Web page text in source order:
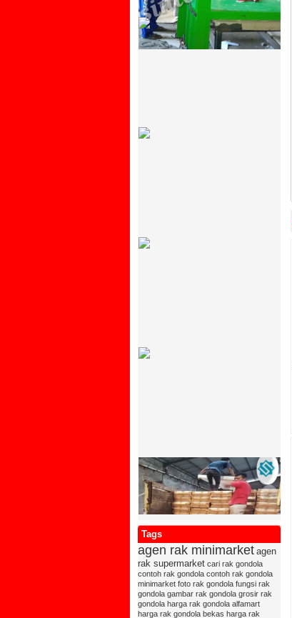
Tags
agen rak minimarket agen
rak supermarket cari rak gondola
contoh rak gondola contoh rak gondola
minimarket foto rak gondola fungsi rak
gondola gambar rak gondola grosir rak
gondola harga rak gondola alfamart
harga rak gondola bekas harga rak